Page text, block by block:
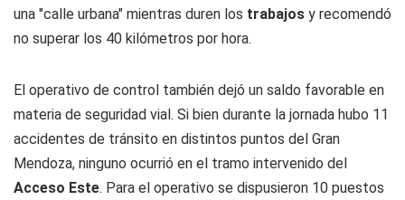
una "calle urbana" mientras duren los trabajos y recomendó
no superar los 40 kilómetros por hora.
El operativo de control también dejó un saldo favorable en
materia de seguridad vial. Si bien durante la jornada hubo 11
accidentes de tránsito en distintos puntos del Gran
Mendoza, ninguno ocurrió en el tramo intervenido del
Acceso Este. Para el operativo se dispusieron 10 puestos